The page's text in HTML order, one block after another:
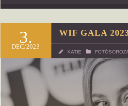
3.
DEC/2023
WIF GALA
KATIE